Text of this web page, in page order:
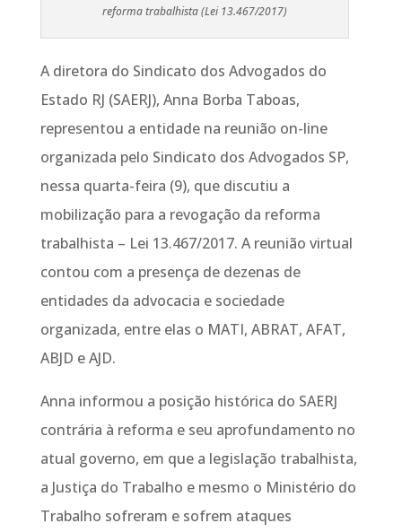
reforma trabalhista (Lei 13.467/2017)
A diretora do Sindicato dos Advogados do
Estado RJ (SAERJ), Anna Borba Taboas,
representou a entidade na reunião on-line
organizada pelo Sindicato dos Advogados SP,
nessa quarta-feira (9), que discutiu a
mobilização para a revogação da reforma
trabalhista – Lei 13.467/2017. A reunião virtual
contou com a presença de dezenas de
entidades da advocacia e sociedade
organizada, entre elas o MATI, ABRAT, AFAT,
ABJD e AJD.
Anna informou a posição histórica do SAERJ
contrária à reforma e seu aprofundamento no
atual governo, em que a legislação trabalhista,
a Justiça do Trabalho e mesmo o Ministério do
Trabalho sofreram e sofrem ataques